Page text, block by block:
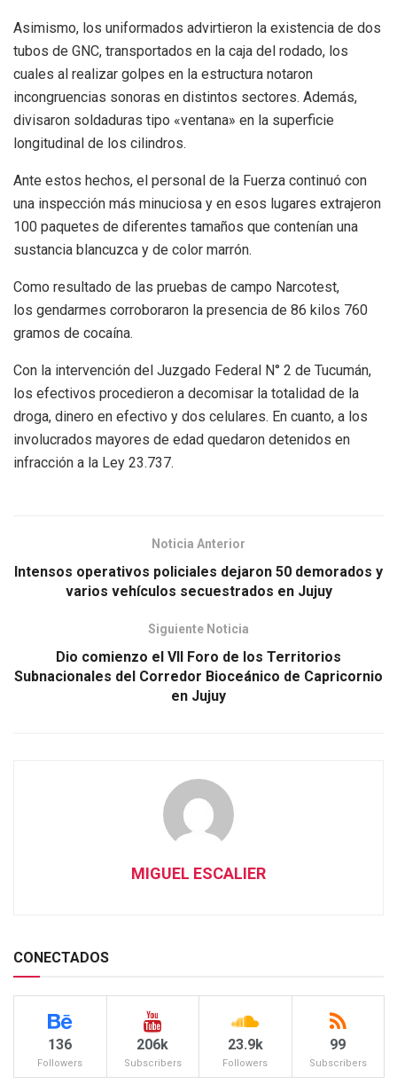
Asimismo, los uniformados advirtieron la existencia de dos
tubos de GNC, transportados en la caja del rodado, los
cuales al realizar golpes en la estructura notaron
incongruencias sonoras en distintos sectores. Además,
divisaron soldaduras tipo «ventana» en la superficie
longitudinal de los cilindros.
Ante estos hechos, el personal de la Fuerza continuó con
una inspección más minuciosa y en esos lugares extrajeron
100 paquetes de diferentes tamaños que contenían una
sustancia blancuzca y de color marrón.
Como resultado de las pruebas de campo Narcotest,
los gendarmes corroboraron la presencia de 86 kilos 760
gramos de cocaína.
Con la intervención del Juzgado Federal N° 2 de Tucumán,
los efectivos procedieron a decomisar la totalidad de la
droga, dinero en efectivo y dos celulares. En cuanto, a los
involucrados mayores de edad quedaron detenidos en
infracción a la Ley 23.737.
Noticia Anterior
Intensos operativos policiales dejaron 50 demorados y
varios vehículos secuestrados en Jujuy
Siguiente Noticia
Dio comienzo el VII Foro de los Territorios
Subnacionales del Corredor Bioceánico de Capricornio
en Jujuy
MIGUEL ESCALIER
CONECTADOS
136
Followers
206k
Subscribers
23.9k
Followers
99
Subscribers